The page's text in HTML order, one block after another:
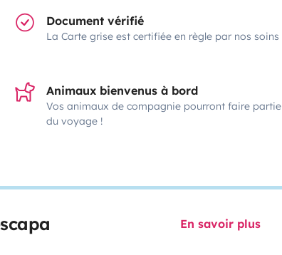
Document vérifié
La Carte grise est certifiée en règle par nos soins
Animaux bienvenus à bord
Vos animaux de compagnie pourront faire partie
du voyage !
En savoir plus